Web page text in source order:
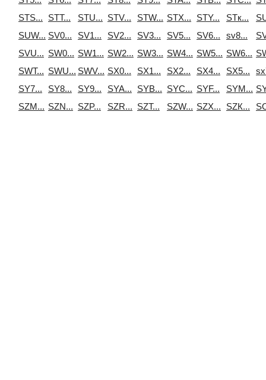
STS...
STT... STU... STV... STW... STX... STY... STк...
SUW... SV0... SV1... SV2... SV3... SV5... SV6... sv8...
SVU... SW0... SW1... SW2... SW3... SW4... SW5... SW6...
SWT... SWU... SWV... SX0... SX1... SX2... SX4... SX5...
SY7...
SY8... SY9... SYA... SYB... SYC... SYF... SYM...
SZM... SZN... SZP... SZR... SZT... SZW... SZX... SZК...